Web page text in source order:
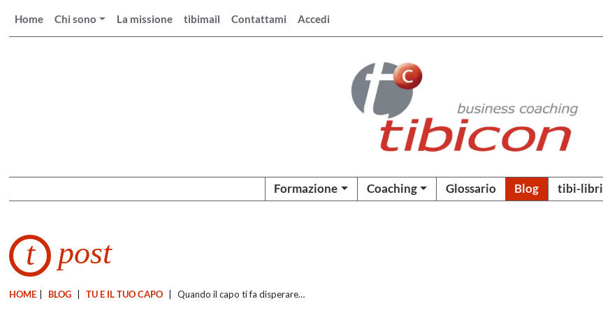
Home Chi sono La missione tibimail Contattami Accedi
Formazione Coaching Glossario Blog tibi-libri
t post
HOME BLOG TU E IL TUO CAPO Quando il capo ti fa disperare…